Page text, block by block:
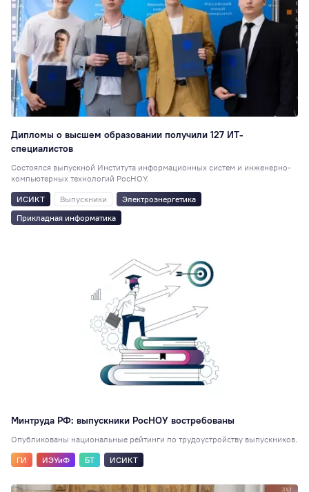
Дипломы о высшем образовании получили 127 ИТ-
специалистов
Состоялся выпускной Института информационных систем и инженерно-
компьютерных технологий РосНОУ.
ИСИКТ
Выпускники
Электроэнергетика
Прикладная информатика
Минтруда РФ: выпускники РосНОУ востребованы
Опубликованы национальные рейтинги по трудоустройству выпускников.
ГИ
ИЭУиФ БТ ИСИКТ